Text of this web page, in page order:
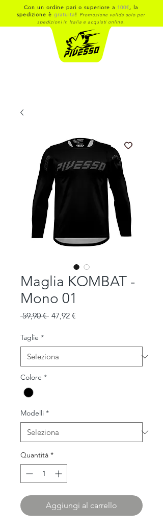
Con un ordine pari o superiore a 100€, la
spedizione ègratuita! Promozione valida solo per
spedizioni in Italia e acquisti online.
Maglia KOMBAT -
Mono 01
59,90 € Prezzo
47,92 €
Taglie *
Colore *
Modelli *
Quantità *
Aggiungi al carrello